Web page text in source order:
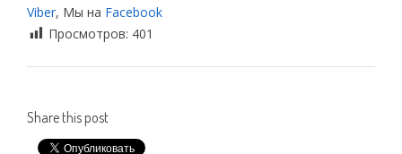
Viber, Мы на Facebook
Просмотров: 401
Share this post